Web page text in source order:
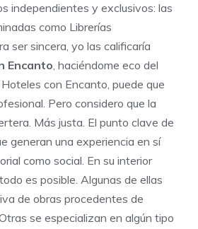
independientes y exclusivos: las
como Librerías
ser sincera, yo las calificaría
Encanto, haciéndome eco del
con Encanto, puede que
Pero considero que la
Más justa. El punto clave de
generan una experiencia en sí
como social. En su interior
es posible. Algunas de ellas
de obras procedentes de
se especializan en algún tipo